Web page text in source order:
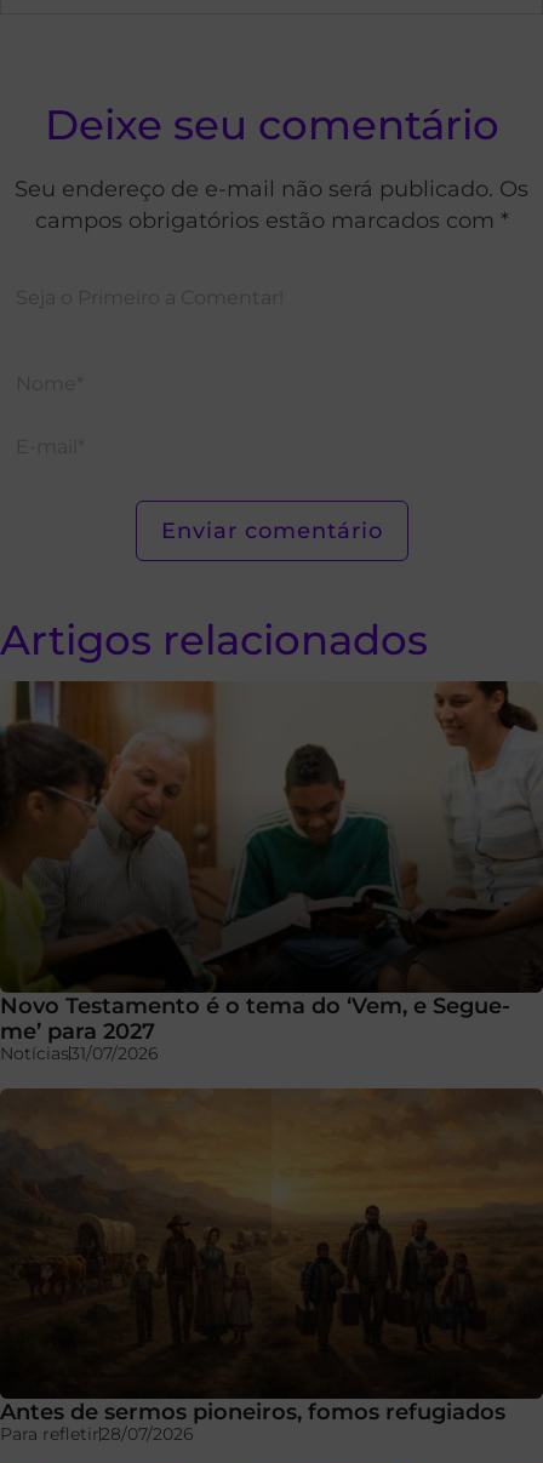
Deixe seu comentário
Seu endereço de e-mail não será publicado. Os
campos obrigatórios estão marcados com *
Artigos relacionados
Novo Testamento é o tema do ‘Vem, e Segue-
me’ para 2027
Notícias31/07/2026
Antes de sermos pioneiros, fomos refugiados
Para refletir28/07/2026